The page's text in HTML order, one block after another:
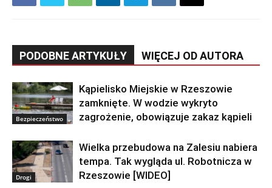
PODOBNE ARTYKUŁY WIĘCEJ OD AUTORA
Bezpieczeństwo
Kąpielisko Miejskie w Rzeszowie
zamknięte. W wodzie wykryto
zagrożenie, obowiązuje zakaz kąpieli
Drogi
Wielka przebudowa na Zalesiu nabiera
tempa. Tak wygląda ul. Robotnicza w
Rzeszowie [WIDEO]